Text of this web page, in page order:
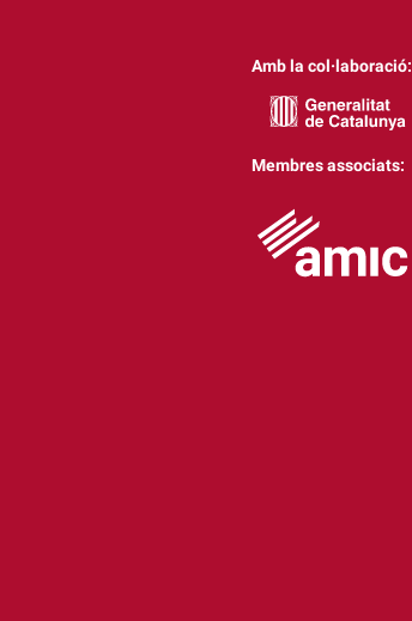
Amb la col·laboració:
Membres associats: